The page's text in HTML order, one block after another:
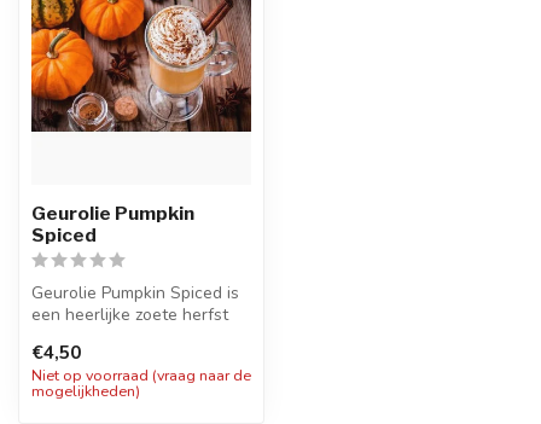
Geurolie Pumpkin
Spiced
Geurolie Pumpkin Spiced is
een heerlijke zoete herfst
€4,50
Niet op voorraad (vraag naar de
mogelijkheden)